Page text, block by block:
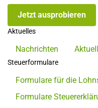
Jetzt ausprobieren
Aktuelles
Nachrichten
Steuerformulare
Formulare für die
Formulare